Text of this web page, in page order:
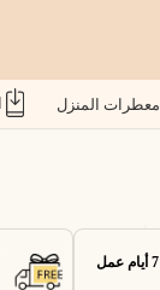
معطرات المنزل